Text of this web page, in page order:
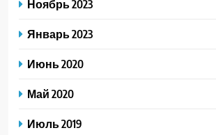
Ноябрь 2023
Январь 2023
Июнь 2020
Май 2020
Июль 2019